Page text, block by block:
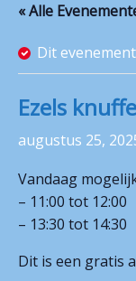
Feest
« Alle
Dit
Ezels
augustus 25,
Vandaag
– 11:00 tot 12:00
– 13:30 tot 14:30
Dit is een gratis